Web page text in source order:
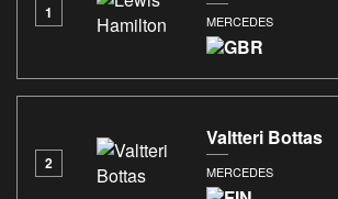
1 MERCEDES
2
Valtteri Bottas
MERCEDES